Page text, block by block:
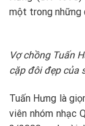
một trong những
Vợ chồng Tuấn
cặp đôi đẹp của
Tuấn Hưng là
viên nhóm nhạc